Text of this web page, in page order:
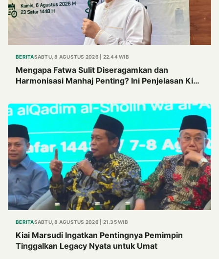
BERITASABTU, 8 AGUSTUS 2026 | 22.44 WIB
Mengapa Fatwa Sulit Diseragamkan dan
Harmonisasi Manhaj Penting? Ini Penjelasan Kiai
BERITASABTU, 8 AGUSTUS 2026 | 21.35 WIB
Kiai Marsudi Ingatkan Pentingnya Pemimpin
Tinggalkan Legacy Nyata untuk Umat